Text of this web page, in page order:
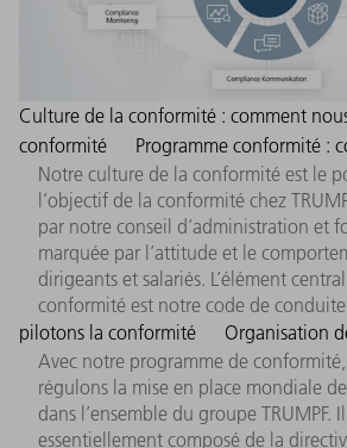
Culture de la conformité : comment
conformité
Notre culture de la conformité est le
l’objectif de la conformité chez
par notre conseil d’administration et
marquée par l’attitude et le
dirigeants et salariés. L’élément
conformité est notre code de
Programme conformité :
pilotons la conformité
Avec notre programme de
régulons la mise en place mondiale
dans l’ensemble du groupe TRUMPF.
essentiellement composé de la
Organisation